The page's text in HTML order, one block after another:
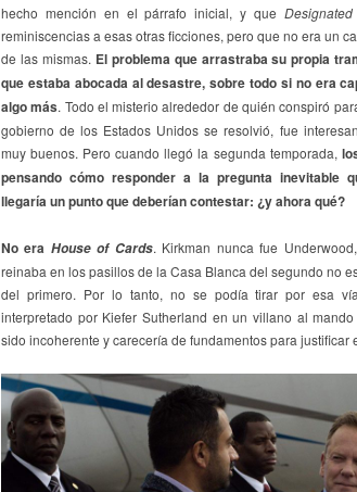
hecho mención en el párrafo inicial, y que
reminiscencias a esas otras ficciones, pero que no era un
de las mismas. El problema que arrastraba su propia
que estaba abocada al desastre, sobre todo si no era
algo más. Todo el misterio alrededor de quién conspiró
gobierno de los Estados Unidos se resolvió, fue
muy buenos. Pero cuando llegó la segunda temporada,
pensando cómo responder a la pregunta inevitable
llegaría un punto que deberían contestar: ¿y ahora qué?
No era House of Cards. Kirkman nunca fue
reinaba en los pasillos de la Casa Blanca del segundo no
del primero. Por lo tanto, no se podía tirar por esa
interpretado por Kiefer Sutherland en un villano al
sido incoherente y carecería de fundamentos para justificar